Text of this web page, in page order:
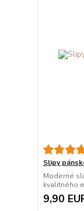
Slipy
Moderné
kvalitného
9,90